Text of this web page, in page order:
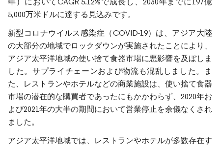
5,000万米ドルに達する見込みです。
新型コロナウイルス感染症（COVID-19）は、アジア大陸
の大部分の地域でロックダウンが実施されたことにより、
アジア太平洋地域の使い捨て食器市場に悪影響を及ぼしま
した。サプライチェーンおよび物流も混乱しました。ま
た、レストランやホテルなどの商業施設は、使い捨て食器
市場の潜在的な購買者であったにもかかわらず、2020年お
よび2021年の大半の期間において営業停止を余儀なくされ
ました。
アジア太平洋地域では、レストランやホテルが多数存在す